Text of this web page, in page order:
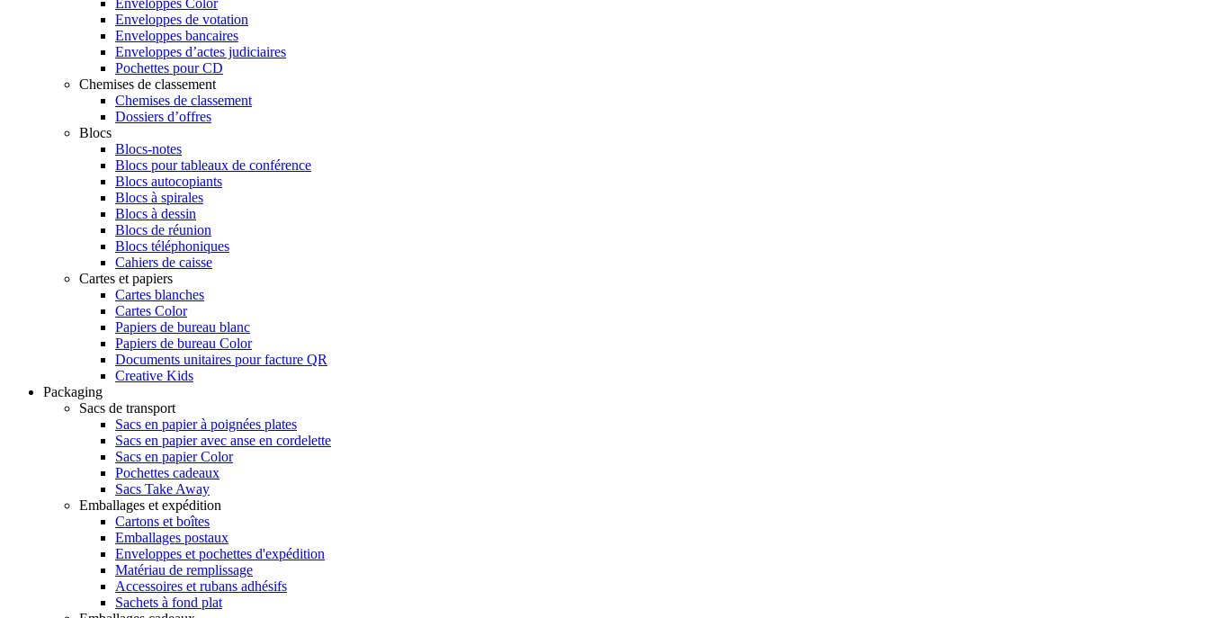
Enveloppes de votation
Enveloppes bancaires
Enveloppes d’actes judiciaires
Pochettes pour CD
Chemises de classement
Chemises de classement
Dossiers d’offres
Blocs
Blocs-notes
Blocs pour tableaux de conférence
Blocs autocopiants
Blocs à spirales
Blocs à dessin
Blocs de réunion
Blocs téléphoniques
Cahiers de caisse
Cartes et papiers
Cartes blanches
Cartes Color
Papiers de bureau blanc
Papiers de bureau Color
Documents unitaires pour facture QR
Creative Kids
Packaging
Sacs de transport
Sacs en papier à poignées plates
Sacs en papier avec anse en cordelette
Sacs en papier Color
Pochettes cadeaux
Sacs Take Away
Emballages et expédition
Cartons et boîtes
Emballages postaux
Enveloppes et pochettes d'expédition
Matériau de remplissage
Accessoires et rubans adhésifs
Sachets à fond plat